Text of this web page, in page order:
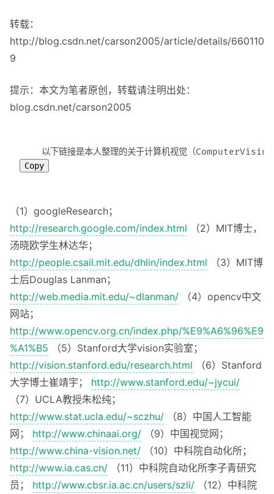
转载：
http://blog.csdn.net/carson2005/article/details/660110
9
提示：本文为笔者原创，转载请注明出处：
blog.csdn.net/carson2005
Copy
（1）googleResearch；
http://research.google.com/index.html （2）MIT博士，
汤晓欧学生林达华；
http://people.csail.mit.edu/dhlin/index.html （3）MIT博
士后Douglas Lanman；
http://web.media.mit.edu/~dlanman/ （4）opencv中文
网站；
http://www.opencv.org.cn/index.php/%E9%A6%96%E9
%A1%B5 （5）Stanford大学vision实验室；
http://vision.stanford.edu/research.html （6）Stanford
大学博士崔靖宇； http://www.stanford.edu/~jycui/
（7）UCLA教授朱松纯；
http://www.stat.ucla.edu/~sczhu/ （8）中国人工智能
网； http://www.chinaai.org/ （9）中国视觉网；
http://www.china-vision.net/ （10）中科院自动化所；
http://www.ia.cas.cn/ （11）中科院自动化所李子青研究
员； http://www.cbsr.ia.ac.cn/users/szli/ （12）中科院